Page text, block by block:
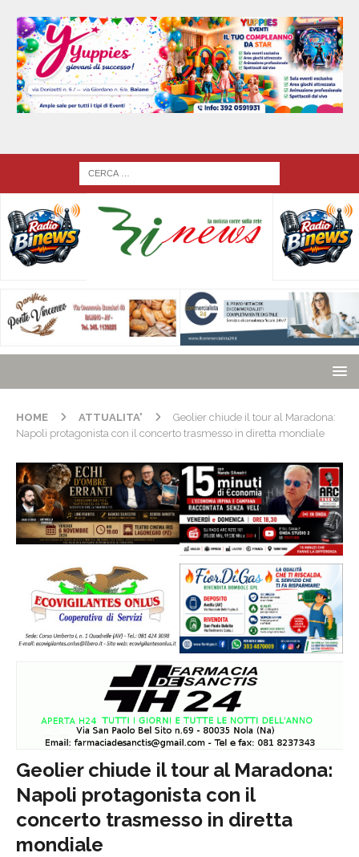
HOME ATTUALITA'
Geolier chiude il tour al Maradona:
Napoli protagonista con il concerto trasmesso in diretta mondiale
Geolier chiude il tour al Maradona:
Napoli protagonista con il
concerto trasmesso in diretta
mondiale